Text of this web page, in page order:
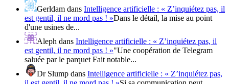
Gerldam dans Intelligence artificielle : « Z’inquiétez pas, il
est gentil, il ne mord pas ! »Dans le détail, la mise au point
d'une usines de...
Aleph dans Intelligence artificielle : « Z’inquiétez pas, il
est gentil, il ne mord pas ! »"Une coopération de Telegram
saluée par le parquet Fait notable...
Dr Slump dans Intelligence artificielle : « Z’inquiétez pas,